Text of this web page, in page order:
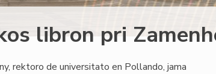
libron pri
rektoro de universitato en Pollando, jama